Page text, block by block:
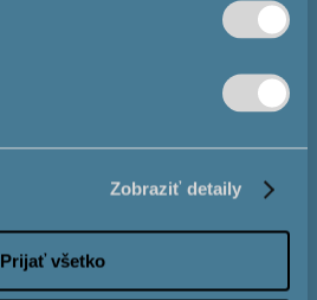
Zobraziť detaily
Prijať všetko
4,0 %